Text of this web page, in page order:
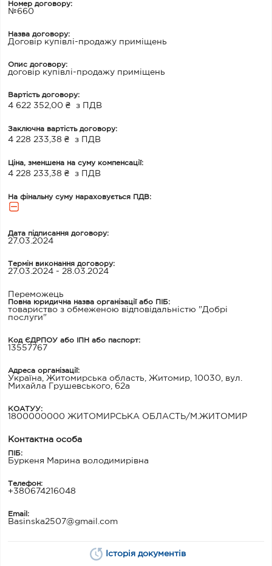
Номер договору:
№660
Назва договору:
Договір купівлі-продажу приміщень
Опис договору:
договір купівлі-продажу приміщень
Вартість договору:
4 622 352,00 ₴ з ПДВ
Заключна вартість договору:
4 228 233,38 ₴ з ПДВ
Ціна, зменшена на суму компенсації:
4 228 233,38 ₴ з ПДВ
На фінальну суму нараховується ПДВ:
Дата підписання договору:
27.03.2024
Термін виконання договору:
27.03.2024 - 28.03.2024
Переможець
Повна юридична назва організації або ПІБ:
товариство з обмеженою відповідальністю "Добрі
послуги"
Код ЄДРПОУ або ІПН або паспорт:
13557767
Адреса організації:
Україна, Житомирська область, Житомир, 10030, вул.
Михайла Грушевського, 62а
КОАТУУ:
1800000000 ЖИТОМИРСЬКА ОБЛАСТЬ/М.ЖИТОМИР
Контактна особа
ПІБ:
Буркеня Марина володимирівна
Телефон:
+380674216048
Email:
Basinska2507@gmail.com
Історія документів